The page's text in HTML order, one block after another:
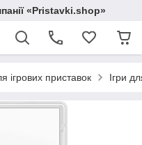
«Pristavki.shop»
ігрових приставок Ігри